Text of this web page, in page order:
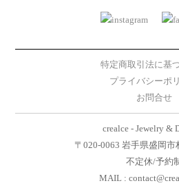
特定商取引法に基
プライバシーポ
お問合せ
crealce - Jewelry &
〒020-0063 岩手県盛岡市
不定休/予約
MAIL :